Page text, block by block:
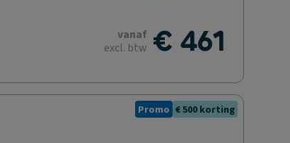
€ 461
vanaf
excl. btw
Promo € 500 korting